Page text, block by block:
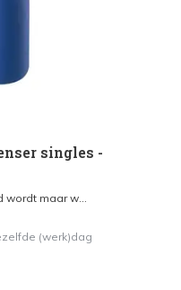
singles -
wordt maar w...
(werk)dag